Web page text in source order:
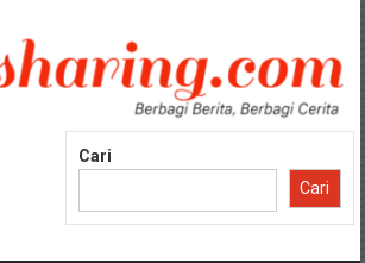
Cari
Cari